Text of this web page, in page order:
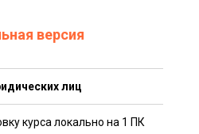
версия
лиц
курса локально на 1 ПК